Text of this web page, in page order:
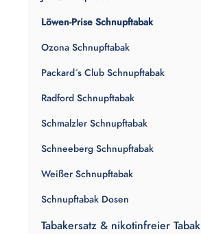
Löwen-Prise Schnupftabak
Ozona Schnupftabak
Packard´s Club Schnupftabak
Radford Schnupftabak
Schmalzler Schnupftabak
Schneeberg Schnupftabak
Weißer Schnupftabak
Schnupftabak Dosen
Tabakersatz & nikotinfreier Tabak